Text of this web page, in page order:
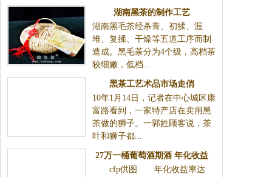
湖南黑茶的制作工艺
湖南黑毛茶经杀青、初揉、渥
堆、复揉、干燥等五道工序而制
造成。黑毛茶分为4个级，高档茶
较细嫩，低档...
黑茶工艺术品市场走俏
10年1月14日，记者在中心城区康
富路看到，一家特产店在卖用黑
茶做的狮子。一郭姓顾客说，茶
叶和狮子都...
27万一桶葡萄酒期酒 年化收益
率达5%
cfp供图 年化收益率达